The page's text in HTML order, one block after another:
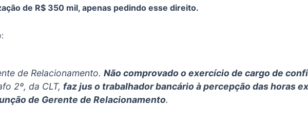
de R$ 350 mil, apenas pedindo esse direito.
de Relacionamento.Não comprovado o exercício de cargo de
2º, da CLT, faz jus o trabalhador bancário à percepção das horas
de Gerente de Relacionamento.